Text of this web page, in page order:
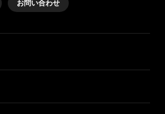
お問い合わせ